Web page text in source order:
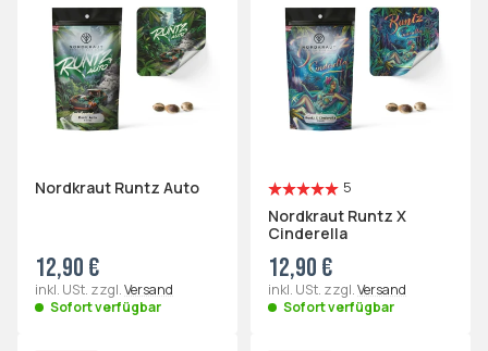
Nordkraut Runtz Auto
12,90 €
inkl. USt. zzgl.Versand
Sofort verfügbar
5
Nordkraut Runtz X
Cinderella
12,90 €
inkl. USt. zzgl.Versand
Sofort verfügbar